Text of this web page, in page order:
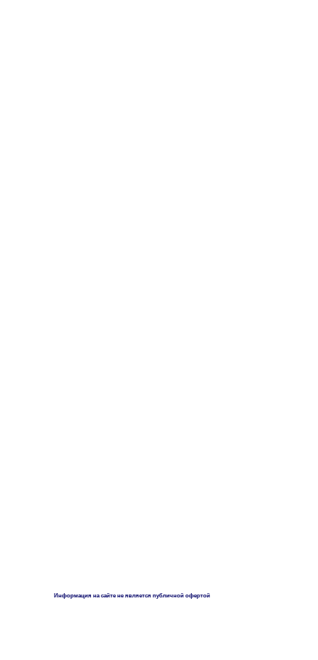
Информация на сайте не является публичной офертой